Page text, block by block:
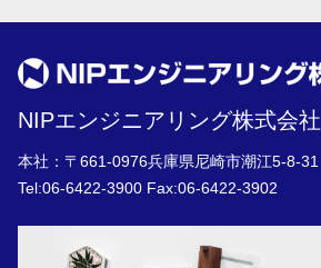
NIPエンジニアリング株式会社
本社：〒661-0976兵庫県尼崎市潮江5-8-31
Tel:06-6422-3900 Fax:06-6422-3902